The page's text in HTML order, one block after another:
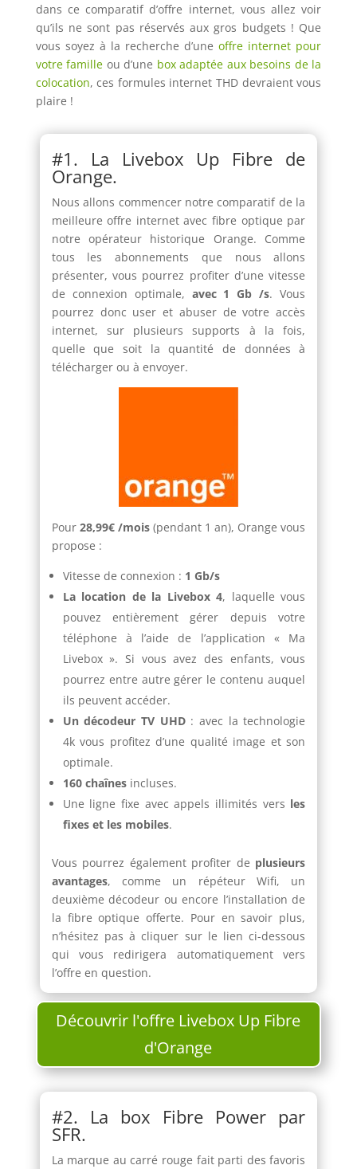
dans ce comparatif d’offre internet, vous allez voir
qu’ils ne sont pas réservés aux gros budgets ! Que
vous soyez à la recherche d’une offre internet pour
votre famille ou d’une box adaptée aux besoins de la
colocation, ces formules internet THD devraient vous
plaire !
#1. La Livebox Up Fibre de
Orange.
Nous allons commencer notre comparatif de la
meilleure offre internet avec fibre optique par
notre opérateur historique Orange. Comme
tous les abonnements que nous allons
présenter, vous pourrez profiter d’une vitesse
de connexion optimale, avec 1 Gb /s. Vous
pourrez donc user et abuser de votre accès
internet, sur plusieurs supports à la fois,
quelle que soit la quantité de données à
télécharger ou à envoyer.
Pour 28,99€ /mois(pendant 1 an), Orange vous
propose :
Vitesse de connexion : 1 Gb/s
La location de la Livebox 4, laquelle vous
pouvez entièrement gérer depuis votre
téléphone à l’aide de l’application « Ma
Livebox ». Si vous avez des enfants, vous
pourrez entre autre gérer le contenu auquel
ils peuvent accéder.
Un décodeur TV UHD: avec la technologie
4k vous profitez d’une qualité image et son
optimale.
160 chaînesincluses.
Une ligne fixe avec appels illimités vers les
fixes et les mobiles.
Vous pourrez également profiter de plusieurs
avantages, comme un répéteur Wifi, un
deuxième décodeur ou encore l’installation de
la fibre optique offerte. Pour en savoir plus,
n’hésitez pas à cliquer sur le lien ci-dessous
qui vous redirigera automatiquement vers
l’offre en question.
Découvrir l'offre Livebox Up Fibre
d'Orange
#2. La box Fibre Power par
SFR.
La marque au carré rouge fait parti des favoris